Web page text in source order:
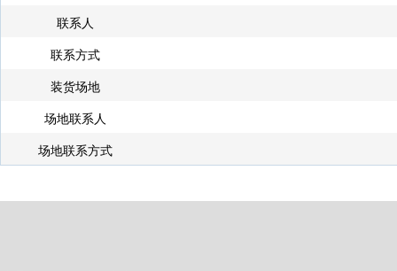
联系人
联系方式
装货场地
场地联系人
场地联系方式